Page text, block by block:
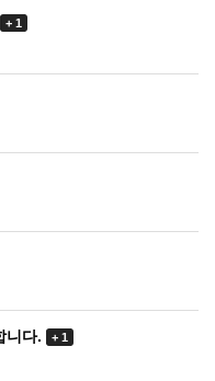
+ 1
니다. + 1